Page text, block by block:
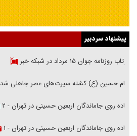
پیشنهاد سردبیر
بازتاب روزنامه جوان ۱۵ مرداد در شبکه خبر
امام حسین (ع) کشته سیرت‌های عصر جاهلی شد
پیاده روی جاماندگان اربعین حسینی در تهران - ۲
پیاده روی جاماندگان اربعین حسینی در تهران - ۱